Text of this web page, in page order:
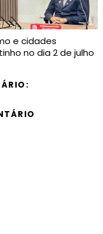
e cidades
no dia 2 de julho